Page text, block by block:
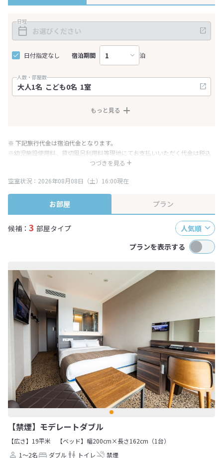
日程
日付指定なし 宿泊期間 泊
人数・部屋数
もっと見る
つづきを見る
※ 下記旅行代金は宿泊代金となります。
※幼児施設使用料、貸切風呂利用料等現地にてお支払いいただく代金は税込
み表記となりますが、消費税増税に伴い代金が一部変更となる場合がござい
※表示されている旅行代金・プラン内容は一定時間ごとに更新されます。最
終確認画面でご確認ください。
空室状況：2026年08月08日（土）16:00現在
お部屋 プラン
候補： 3 部屋タイプ
人気順
プランを表示する
【禁煙】モデレートダブル
【広さ】19平米
【ベッド】幅200cm×長さ162cm（1台）
1～2名
ダブル トイレ 禁煙